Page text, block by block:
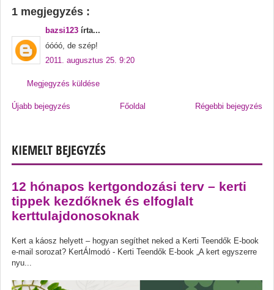
1 megjegyzés :
bazsi123 írta...
óóóó, de szép!
2011. augusztus 25. 9:20
Megjegyzés küldése
Újabb bejegyzés Régebbi bejegyzés
Főoldal
KIEMELT BEJEGYZÉS
12 hónapos kertgondozási terv – kerti
tippek kezdőknek és elfoglalt
kerttulajdonosoknak
Kert a káosz helyett – hogyan segíthet neked a Kerti Teendők E-book
e-mail sorozat? KertÁlmodó - Kerti Teendők E-book „A kert egyszerre
nyu...